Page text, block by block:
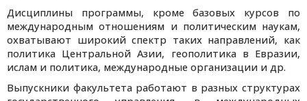
Дисциплины программы, кроме базовых курсов по
международным отношениям и политическим наукам,
охватывают широкий спектр таких направлений, как
политика Центральной Азии, геополитика в Евразии,
ислам и политика, международные организации и др.
Выпускники факультета работают в разных структурах